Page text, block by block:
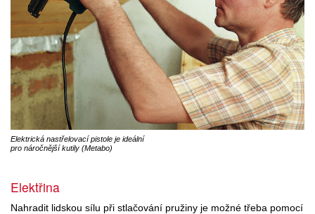
Elektrická nastřelovací pistole je ideální
pro náročnější kutily (Metabo)
Elektřina
Nahradit lidskou sílu při stlačování pružiny je možné třeba pomocí